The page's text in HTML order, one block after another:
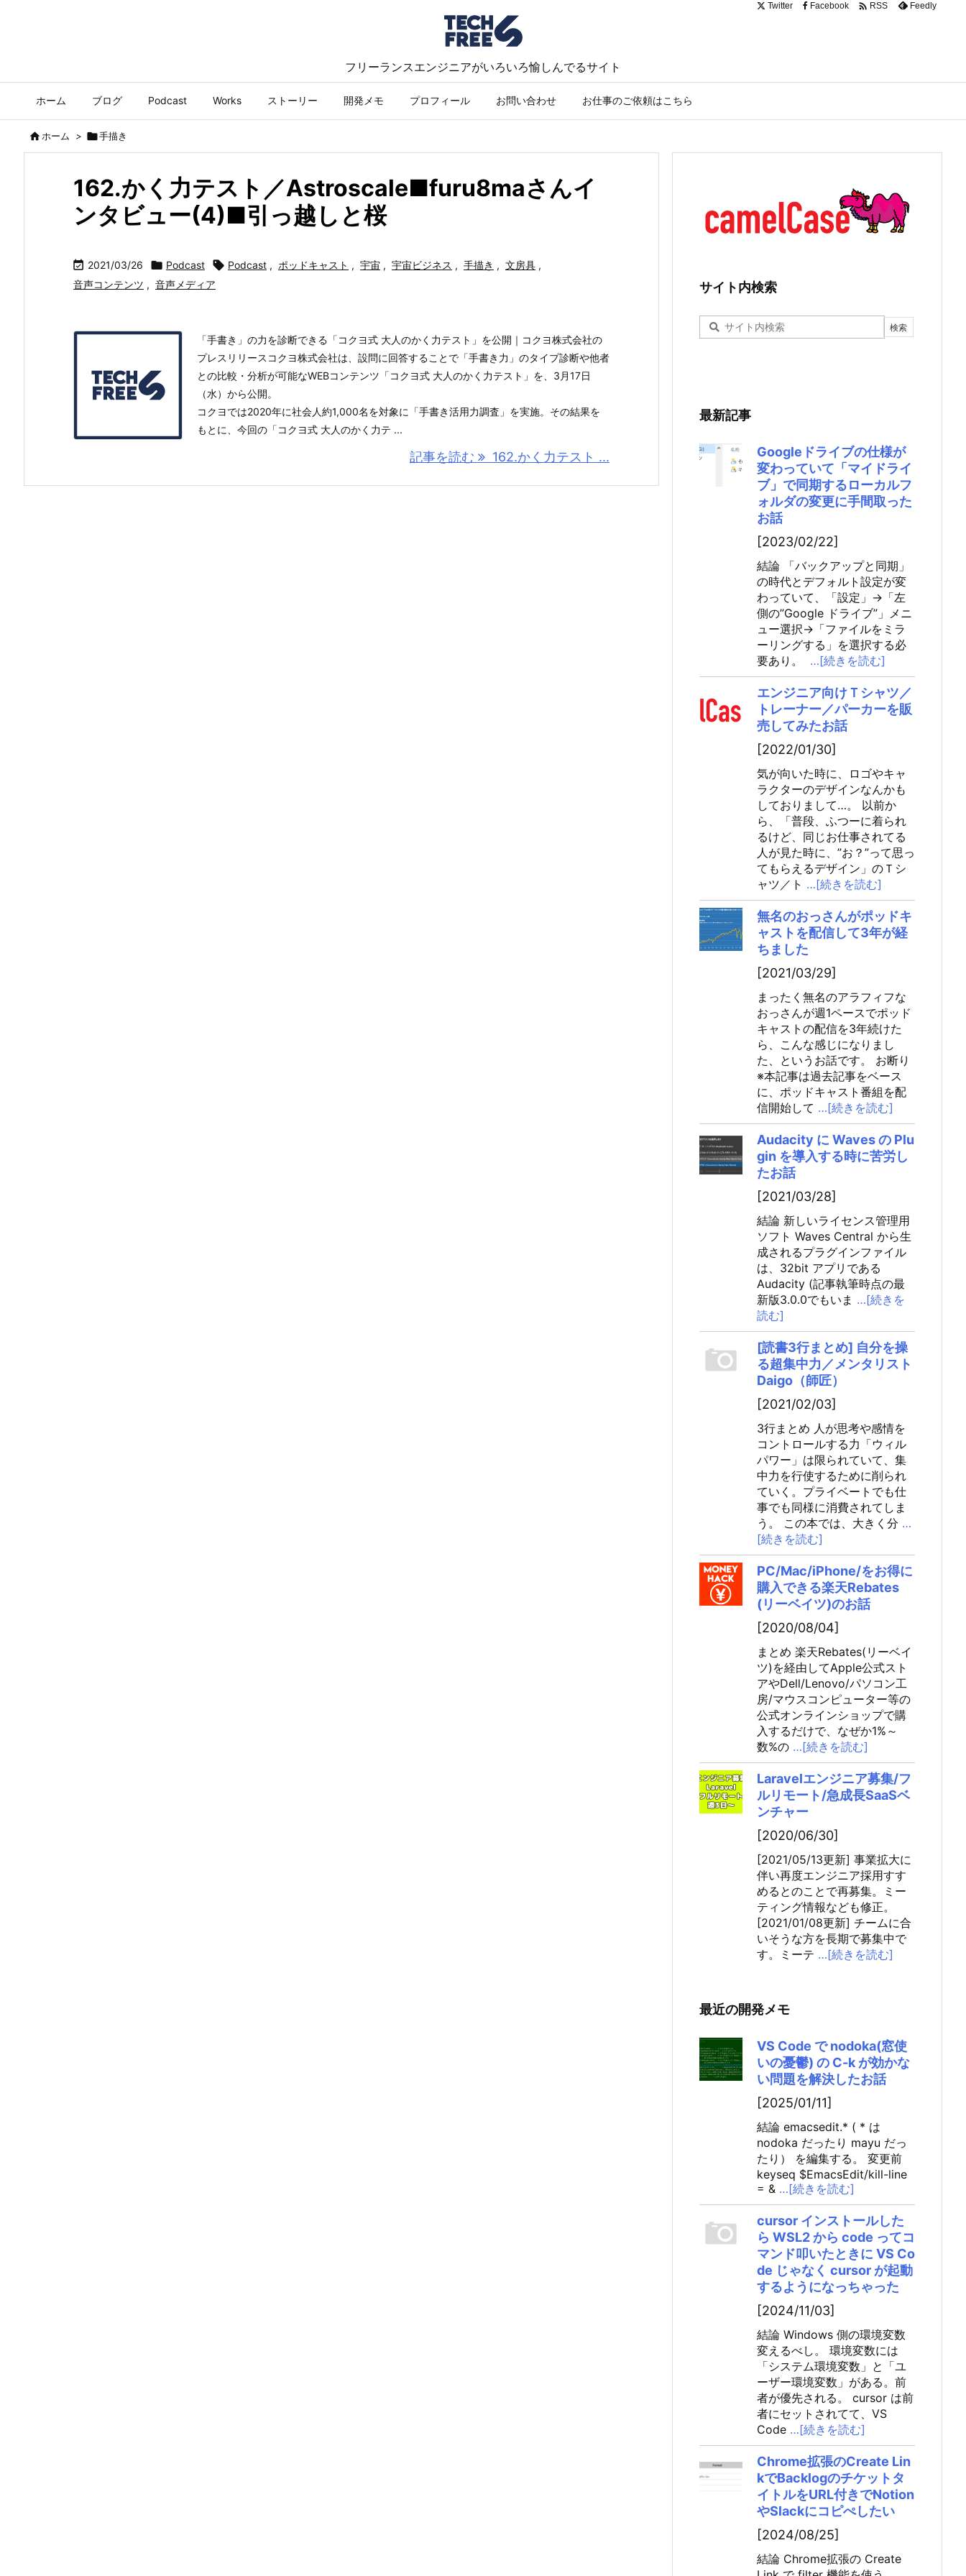
フリーランスエンジニアがいろいろ愉しんでるサイト
ホーム ブログ Podcast Works ストーリー 開発メモ プロフィール お問い合わせ お仕事のご依頼はこちら
Twitter Facebook  RSS Feedly
ホーム > 手描き
162.かく力テスト／Astroscale■furu8maさんイ
ンタビュー(4)■引っ越しと桜
 2021/03/26  Podcast  Podcast , ポッドキャスト , 宇宙 , 宇宙ビジネス , 手描き , 文房具 ,
音声コンテンツ , 音声メディア
「手書き」の力を診断できる「コクヨ式 大人のかく力テスト」を公開｜コクヨ株式会社の
プレスリリースコクヨ株式会社は、設問に回答することで「手書き力」のタイプ診断や他者
との比較・分析が可能なWEBコンテンツ「コクヨ式 大人のかく力テスト」を、3月17日
（水）から公開。
コクヨでは2020年に社会人約1,000名を対象に「手書き活用力調査」を実施。その結果を
もとに、今回の「コクヨ式 大人のかく力テ ...
記事を読む 162.かく力テスト ...
サイト内検索
最新記事
Googleドライブの仕様が
変わっていて「マイドライ
ブ」で同期するローカルフ
ォルダの変更に手間取った
お話
[2023/02/22]
結論 「バックアップと同期」
の時代とデフォルト設定が変
わっていて、「設定」→「左
側の”Google ドライブ”」メニ
ュー選択→「ファイルをミラ
ーリングする」を選択する必
要あり。
…[続きを読む]
エンジニア向けＴシャツ／
トレーナー／パーカーを販
売してみたお話
[2022/01/30]
気が向いた時に、ロゴやキャ
ラクターのデザインなんかも
しておりまして…。 以前か
ら、「普段、ふつーに着られ
るけど、同じお仕事されてる
人が見た時に、”お？”って思っ
てもらえるデザイン」のＴシ
ャツ／ト …[続きを読む]
無名のおっさんがポッドキ
ャストを配信して3年が経
ちました
[2021/03/29]
まったく無名のアラフィフな
おっさんが週1ペースでポッド
キャストの配信を3年続けた
ら、こんな感じになりまし
た、というお話です。 お断り
※本記事は過去記事をベース
に、ポッドキャスト番組を配
信開始して …[続きを読む]
Audacity に Waves の Plu
gin を導入する時に苦労し
たお話
[2021/03/28]
結論 新しいライセンス管理用
ソフト Waves Central から生
成されるプラグインファイル
は、32bit アプリである
Audacity (記事執筆時点の最
新版3.0.0でもいま …[続きを
読む]
[読書3行まとめ] 自分を操
る超集中力／メンタリスト
Daigo（師匠）
[2021/02/03]
3行まとめ 人が思考や感情を
コントロールする力「ウィル
パワー」は限られていて、集
中力を行使するために削られ
ていく。プライベートでも仕
事でも同様に消費されてしま
う。 この本では、大きく分 …
[続きを読む]
PC/Mac/iPhone/をお得に
購入できる楽天Rebates
(リーベイツ)のお話
[2020/08/04]
まとめ 楽天Rebates(リーベイ
ツ)を経由してApple公式スト
アやDell/Lenovo/パソコン工
房/マウスコンピューター等の
公式オンラインショップで購
入するだけで、なぜか1%～
数%の …[続きを読む]
Laravelエンジニア募集/フ
ルリモート/急成長SaaSベ
ンチャー
[2020/06/30]
[2021/05/13更新] 事業拡大に
伴い再度エンジニア採用すす
めるとのことで再募集。ミー
ティング情報なども修正。
[2021/01/08更新] チームに合
いそうな方を長期で募集中で
す。ミーテ …[続きを読む]
最近の開発メモ
VS Code で nodoka(窓使
いの憂鬱) の C-k が効かな
い問題を解決したお話
[2025/01/11]
結論 emacsedit.* ( * は
nodoka だったり mayu だっ
たり） を編集する。 変更前
keyseq $EmacsEdit/kill-line
= & …[続きを読む]
cursor インストールした
ら WSL2 から code ってコ
マンド叩いたときに VS Co
de じゃなく cursor が起動
するようになっちゃった
[2024/11/03]
結論 Windows 側の環境変数
変えるべし。 環境変数には
「システム環境変数」と「ユ
ーザー環境変数」がある。前
者が優先される。 cursor は前
者にセットされてて、VS
Code …[続きを読む]
Chrome拡張のCreate Lin
kでBacklogのチケットタ
イトルをURL付きでNotion
やSlackにコピぺしたい
[2024/08/25]
結論 Chrome拡張の Create